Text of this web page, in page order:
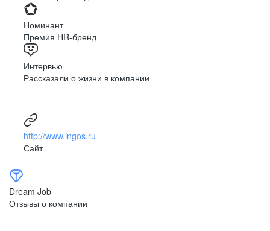
Номинант
Премия HR-бренд
Интервью
Рассказали о жизни в компании
http://www.ingos.ru
Сайт
Dream Job
Отзывы о компании